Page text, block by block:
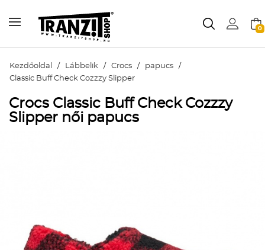
0
Kezdőoldal / Lábbelik / Crocs / papucs /
Classic Buff Check Cozzzy Slipper
Crocs Classic Buff Check Cozzzy
Slipper női papucs